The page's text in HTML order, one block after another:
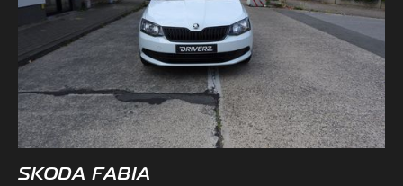
SKODA FABIA